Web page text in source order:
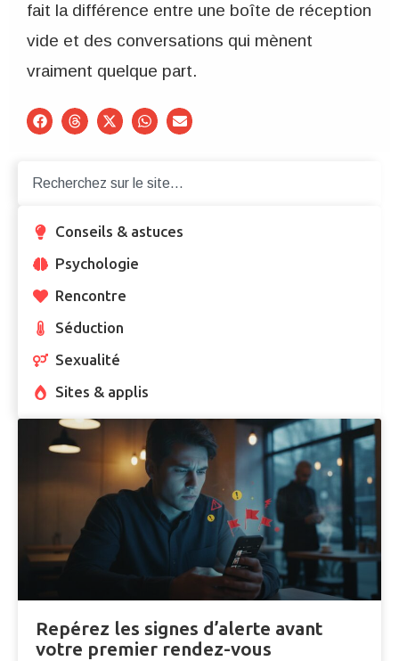
fait la différence entre une boîte de réception
vide et des conversations qui mènent
vraiment quelque part.
Conseils & astuces
Psychologie
Rencontre
Séduction
Sexualité
Sites & applis
Repérez les signes d’alerte avant
votre premier rendez-vous